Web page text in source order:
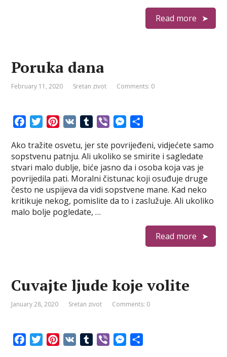
Read more
Poruka dana
February 11, 2020 Sretan zivot Comments: 0
c
e
b
o
o
k
T
i
t
t
e
r
n
t
e
r
e
s
m
b
l
r
b
e
r
M
s
s
e
n
g
a
r
e
Ako tražite osvetu, jer ste povrijeđeni, vidjećete samo
sopstvenu patnju. Ali ukoliko se smirite i sagledate
stvari malo dublje, biće jasno da i osoba koja vas je
povrijedila pati. Moralni čistunac koji osuđuje druge
često ne uspijeva da vidi sopstvene mane. Kad neko
kritikuje nekog, pomislite da to i zaslužuje. Ali ukoliko
malo bolje pogledate, …
Read more
Cuvajte ljude koje volite
January 28, 2020 Sretan zivot Comments: 0
T
M